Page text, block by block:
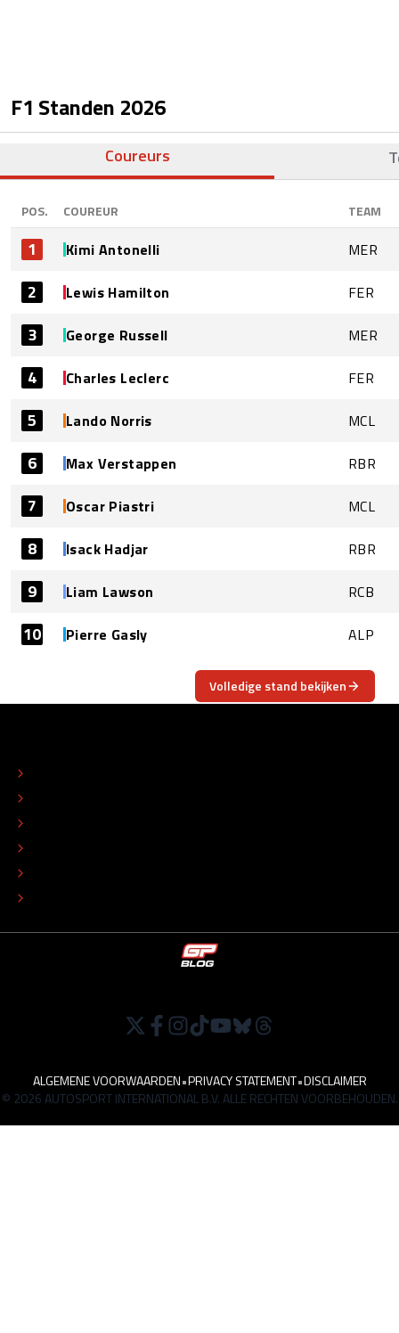
F1 Standen 2026
Coureurs
POS. COUREUR TEAM
1 Kimi Antonelli MER
2 Lewis Hamilton FER
3 George Russell MER
4 Charles Leclerc FER
5 Lando Norris MCL
6 Max Verstappen RBR
7 Oscar Piastri MCL
8 Isack Hadjar RBR
9 Liam Lawson RCB
10 Pierre Gasly ALP
Volledige stand bekijken
ALGEMENE VOORWAARDEN•PRIVACY STATEMENT•DISCLAIMER
© 2026 AUTOSPORT INTERNATIONAL B.V. ALLE RECHTEN VOORBEHOUDEN.